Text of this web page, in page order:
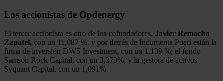
Los accionistas de Opdenergy
El tercer accionista es otro de los cofundadores, Javier Remacha
Zapatel, con un 11,087 %, y por detrás de Indumenta Pueri están la
firma de inversión DWS Investment, con un 1,139 %; el fondo
Samson Rock Capital, con un 3,273%, y la gestora de activos
Syquant Capital, con un 1,091%.